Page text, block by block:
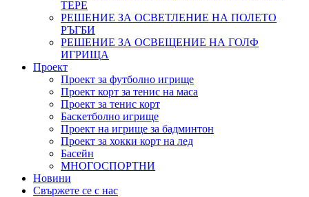
ТЕРЕ
РЕШЕНИЕ ЗА ОСВЕТЛЕНИЕ НА ПОЛЕТО
РЪГБИ
РЕШЕНИЕ ЗА ОСВЕЩЕНИЕ НА ГОЛФ
ИГРИЩА
Проект
Проект за футболно игрище
Проект корт за тенис на маса
Проект за тенис корт
Баскетболно игрище
Проект на игрище за бадминтон
Проект за хокки корт на лед
Басейн
МНОГОСПОРТНИ
Новини
Свържете се с нас